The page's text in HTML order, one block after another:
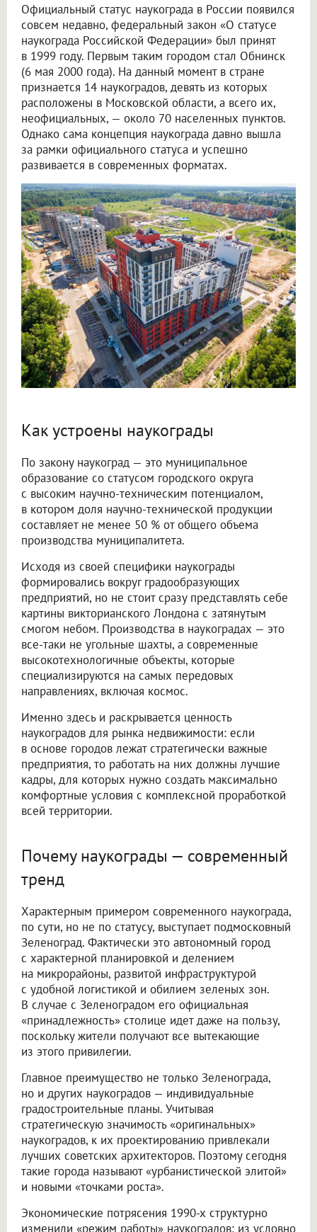
Официальный статус наукограда в России появился
совсем недавно, федеральный закон «О статусе
наукограда Российской Федерации» был принят
в 1999 году. Первым таким городом стал Обнинск
(6 мая 2000 года). На данный момент в стране
признается 14 наукоградов, девять из которых
расположены в Московской области, а всего их,
неофициальных, — около 70 населенных пунктов.
Однако сама концепция наукограда давно вышла
за рамки официального статуса и успешно
развивается в современных форматах.
Как устроены наукограды
По закону наукоград — это муниципальное
образование со статусом городского округа
с высоким научно-техническим потенциалом,
в котором доля научно-технической продукции
составляет не менее 50 % от общего объема
производства муниципалитета.
Исходя из своей специфики наукограды
формировались вокруг градообразующих
предприятий, но не стоит сразу представлять себе
картины викторианского Лондона с затянутым
смогом небом. Производства в наукоградах — это
все-таки не угольные шахты, а современные
высокотехнологичные объекты, которые
специализируются на самых передовых
направлениях, включая космос.
Именно здесь и раскрывается ценность
наукоградов для рынка недвижимости: если
в основе городов лежат стратегически важные
предприятия, то работать на них должны лучшие
кадры, для которых нужно создать максимально
комфортные условия с комплексной проработкой
всей территории.
Почему наукограды — современный
тренд
Характерным примером современного наукограда,
по сути, но не по статусу, выступает подмосковный
Зеленоград. Фактически это автономный город
с характерной планировкой и делением
на микрорайоны, развитой инфраструктурой
с удобной логистикой и обилием зеленых зон.
В случае с Зеленоградом его официальная
«принадлежность» столице идет даже на пользу,
поскольку жители получают все вытекающие
из этого привилегии.
Главное преимущество не только Зеленограда,
но и других наукоградов — индивидуальные
градостроительные планы. Учитывая
стратегическую значимость «оригинальных»
наукоградов, к их проектированию привлекали
лучших советских архитекторов. Поэтому сегодня
такие города называют «урбанистической элитой»
и новыми «точками роста».
Экономические потрясения 1990-х структурно
изменили «режим работы» наукоградов: из условно